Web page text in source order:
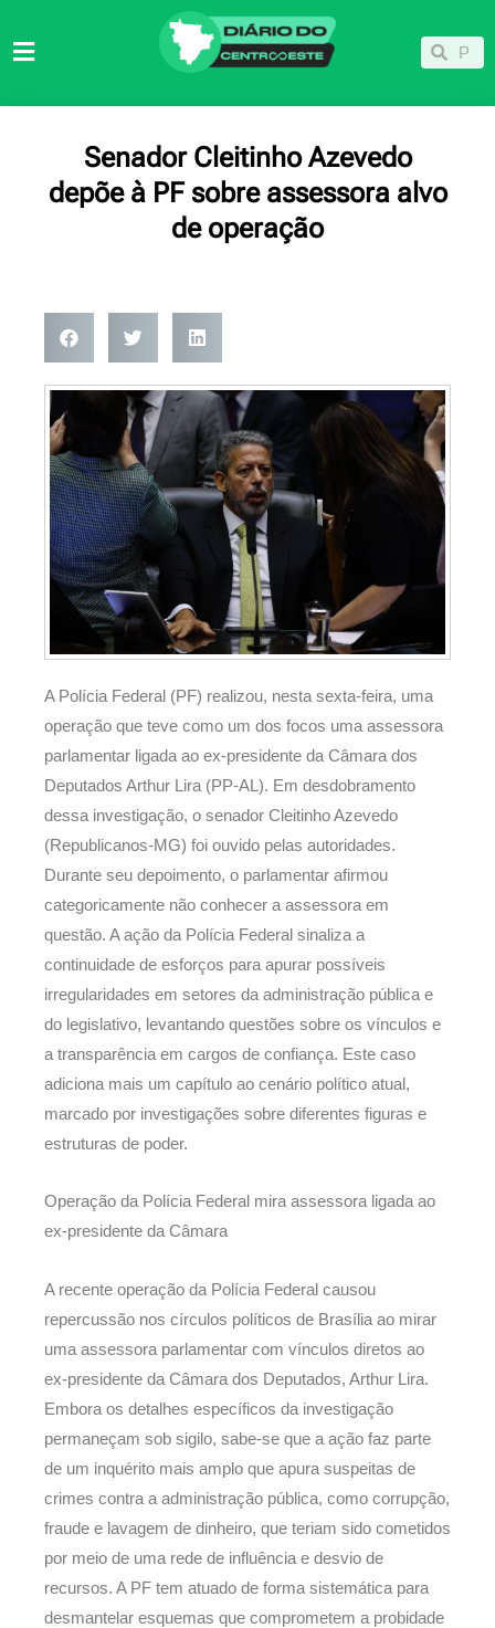
para
Pesquisar
Senador Cleitinho Azevedo
depõe à PF sobre assessora alvo
de operação
A Polícia Federal (PF) realizou, nesta sexta-feira, uma
operação que teve como um dos focos uma assessora
parlamentar ligada ao ex-presidente da Câmara dos
Deputados Arthur Lira (PP-AL). Em desdobramento
dessa investigação, o senador Cleitinho Azevedo
(Republicanos-MG) foi ouvido pelas autoridades.
Durante seu depoimento, o parlamentar afirmou
categoricamente não conhecer a assessora em
questão. A ação da Polícia Federal sinaliza a
continuidade de esforços para apurar possíveis
irregularidades em setores da administração pública e
do legislativo, levantando questões sobre os vínculos e
a transparência em cargos de confiança. Este caso
adiciona mais um capítulo ao cenário político atual,
marcado por investigações sobre diferentes figuras e
estruturas de poder.
Operação da Polícia Federal mira assessora ligada ao
ex-presidente da Câmara
A recente operação da Polícia Federal causou
repercussão nos círculos políticos de Brasília ao mirar
uma assessora parlamentar com vínculos diretos ao
ex-presidente da Câmara dos Deputados, Arthur Lira.
Embora os detalhes específicos da investigação
permaneçam sob sigilo, sabe-se que a ação faz parte
de um inquérito mais amplo que apura suspeitas de
crimes contra a administração pública, como corrupção,
fraude e lavagem de dinheiro, que teriam sido cometidos
por meio de uma rede de influência e desvio de
recursos. A PF tem atuado de forma sistemática para
desmantelar esquemas que comprometem a probidade